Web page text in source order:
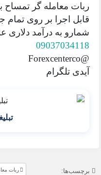
ربات معامله گر تمساح
قابل اجرا بر روی تمام
شمارو به درآمد دلاری
09037034118
@Forexcenterco
آیدی تلگرام
برچسب‌ها: ربات